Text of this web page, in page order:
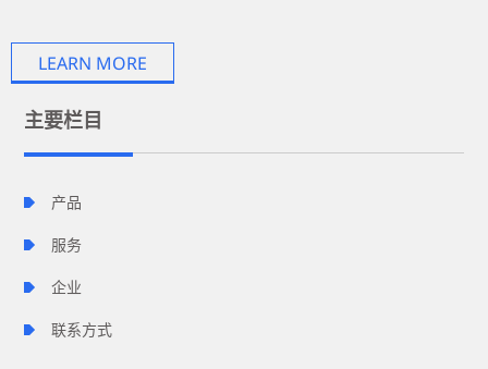
LEARN MORE
主要栏目
产品
服务
企业
联系方式